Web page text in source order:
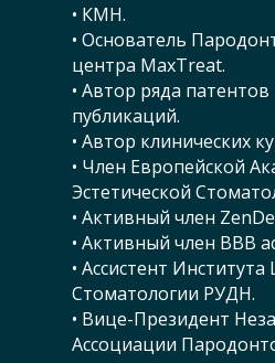
• КМН.
• Основатель
центра MaxTreat.
• Автор ряда
публикаций.
• Автор клинических
• Член Европейской
Эстетической
• Активный член
• Активный член BBB
• Ассистент
Стоматологии РУДН.
• Вице-Президент
Ассоциации